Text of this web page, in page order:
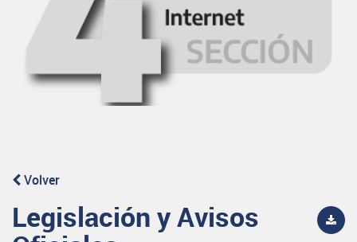
Volver
Legislación y Avisos